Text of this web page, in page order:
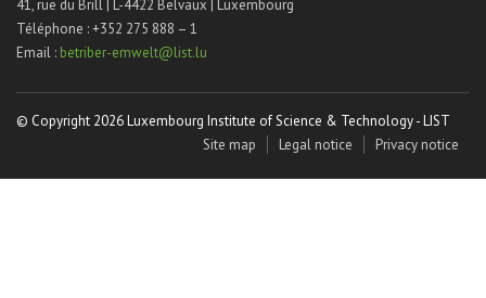
41, rue du Brill | L-4422 Belvaux | Luxembourg
Téléphone : +352 275 888 – 1
Email : betriber-emwelt@list.lu
© Copyright 2026 Luxembourg Institute of Science & Technology - LIST
Site map
Legal notice Privacy notice